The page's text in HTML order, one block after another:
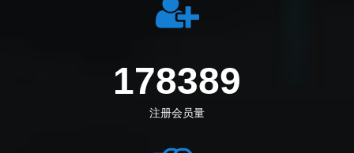
212694
注册会员量